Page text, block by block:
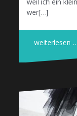
wer[…]
weiterlesen …